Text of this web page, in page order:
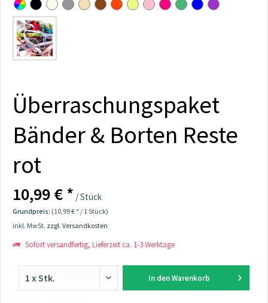
Überraschungspaket
Bänder & Borten Reste
rot
10,99 € * / Stück
Grundpreis: (10,99 € * / 1 Stück)
inkl. MwSt. zzgl. Versandkosten
Sofort versandfertig, Lieferzeit ca. 1-3 Werktage
In den Warenkorb